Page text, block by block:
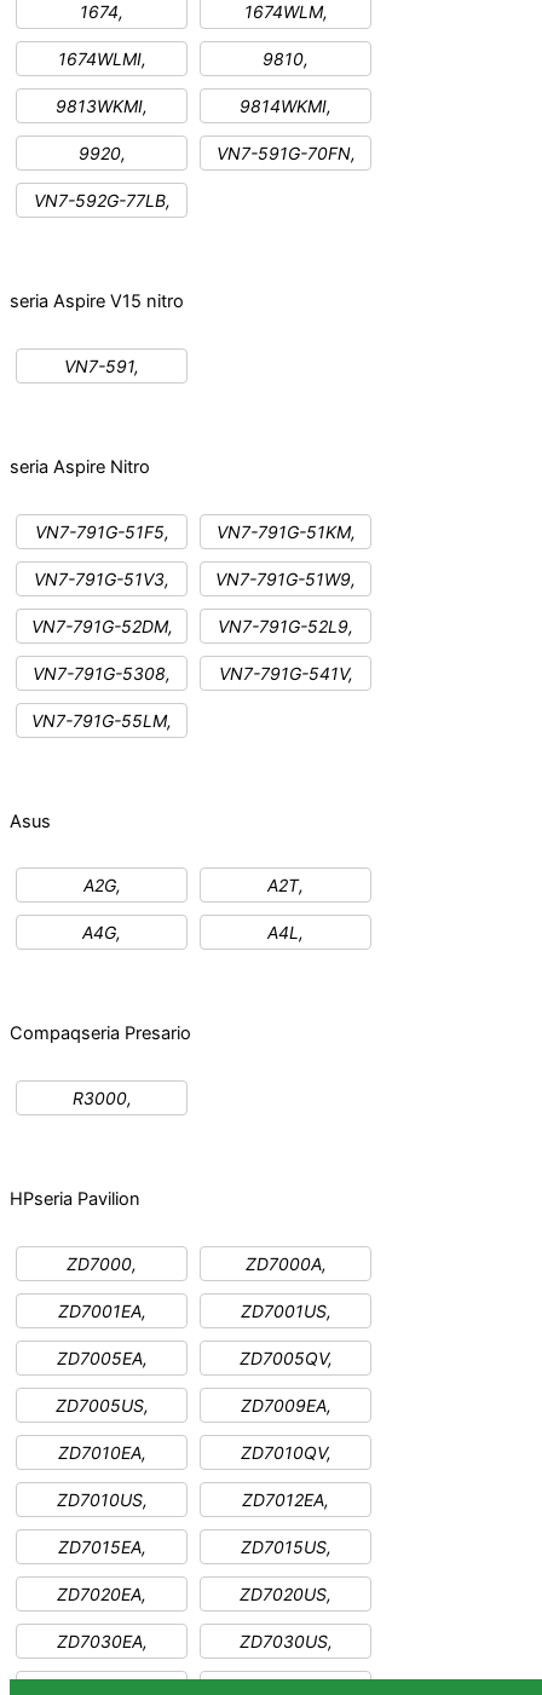
1674, 1674WLM,
1674WLMI, 9810,
9813WKMI, 9814WKMI,
9920, VN7-591G-70FN,
VN7-592G-77LB,
seria Aspire V15 nitro
VN7-591,
seria Aspire Nitro
VN7-791G-51F5, VN7-791G-51KM,
VN7-791G-51V3, VN7-791G-51W9,
VN7-791G-52DM, VN7-791G-52L9,
VN7-791G-5308, VN7-791G-541V,
VN7-791G-55LM,
Asus
A2G, A2T,
A4G, A4L,
Compaqseria Presario
R3000,
HPseria Pavilion
ZD7000, ZD7000A,
ZD7001EA, ZD7001US,
ZD7005EA, ZD7005QV,
ZD7005US, ZD7009EA,
ZD7010EA, ZD7010QV,
ZD7010US, ZD7012EA,
ZD7015EA, ZD7015US,
ZD7020EA, ZD7020US,
ZD7030EA, ZD7030US,